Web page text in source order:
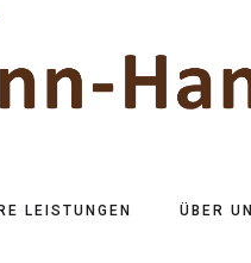
LEISTUNGEN ÜBER